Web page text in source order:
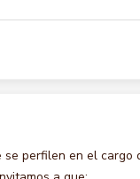
perfilen en el cargo